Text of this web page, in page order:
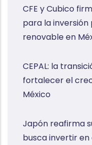
CFE y Cubico
para la
renovable en
CEPAL: la
fortalecer el
México
Japón reafirma
busca invertir